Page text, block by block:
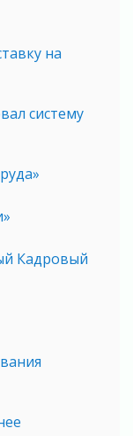
на
систему
Кадровый